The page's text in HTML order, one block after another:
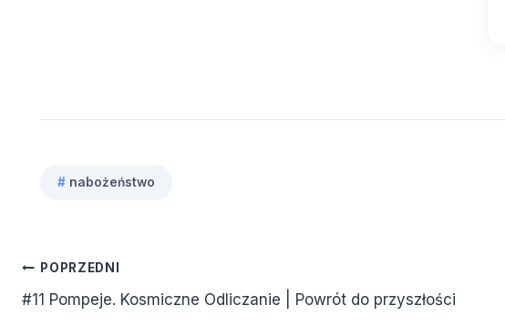
Tagi
# nabożeństwo
Nawigacja
wpisu
POPRZEDNI
#11 Pompeje. Kosmiczne Odliczanie | Powrót do przyszłości